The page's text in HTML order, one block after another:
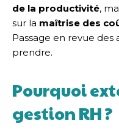
de la productivité,
sur la maîtrise des
Passage en revue
prendre.
Pourquoi
gestion RH ?